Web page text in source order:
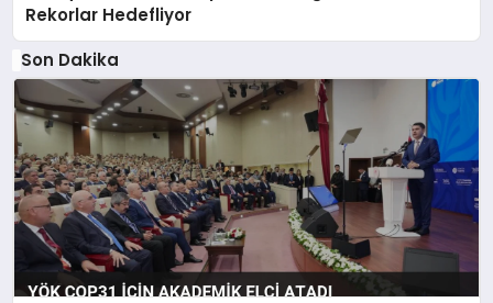
Rekorlar Hedefliyor
Son Dakika